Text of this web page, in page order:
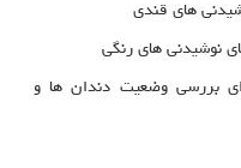
های قندی
نوشیدنی‌ های رنگی
بررسی وضعیت دندان‌ ها و